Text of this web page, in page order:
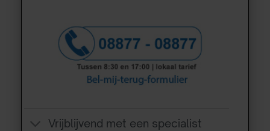
Vrijblijvend met een specialist